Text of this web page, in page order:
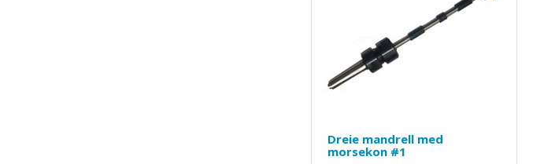
Dreie mandrell med
morsekon #1